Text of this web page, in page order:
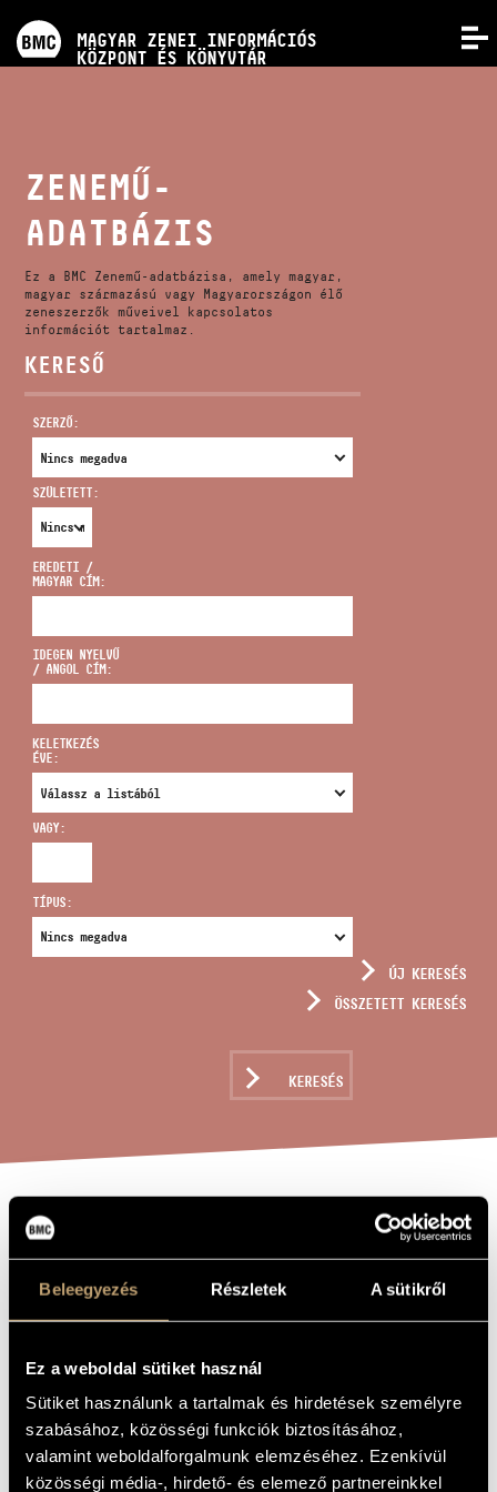
Beleegyezés Részletek A sütikről
Ez a weboldal sütiket használ
Sütiket használunk a tartalmak és hirdetések személyre
szabásához, közösségi funkciók biztosításához,
valamint weboldalforgalmunk elemzéséhez. Ezenkívül
közösségi média-, hirdető- és elemező partnereinkkel
MAGYAR ZENEI INFORMÁCIÓS
KÖZPONT ÉS KÖNYVTÁR
KÉPZÉSEK
KIADVÁNYOK
RÓLUNK
VIDEÓ GALÉRIA
CÍM
infokozpont@bmc.hu
TELEFON
NYITVA TARTÁS
ZENEMŰ-
ADATBÁZIS
Ez a BMC Zenemű-adatbázisa, amely magyar,
magyar származású vagy Magyarországon élő
zeneszerzők műveivel kapcsolatos
információt tartalmaz.
KERESŐ
SZERZŐ:
SZÜLETETT:
EREDETI /
MAGYAR CÍM:
IDEGEN NYELVŰ
/ ANGOL CÍM:
KELETKEZÉS
ÉVE:
VAGY:
TÍPUS:
ÚJ KERESÉS
ÖSSZETETT KERESÉS
KERESÉS
TROMBITASZÓ
HÁRFÁVAL
ZENESZERZŐ Hollós Máté
MAGYAR CÍM
Csöndes trombitaszó hárfával
IDEGEN
NYELVŰ /
Silent Trumpet Music with Harp